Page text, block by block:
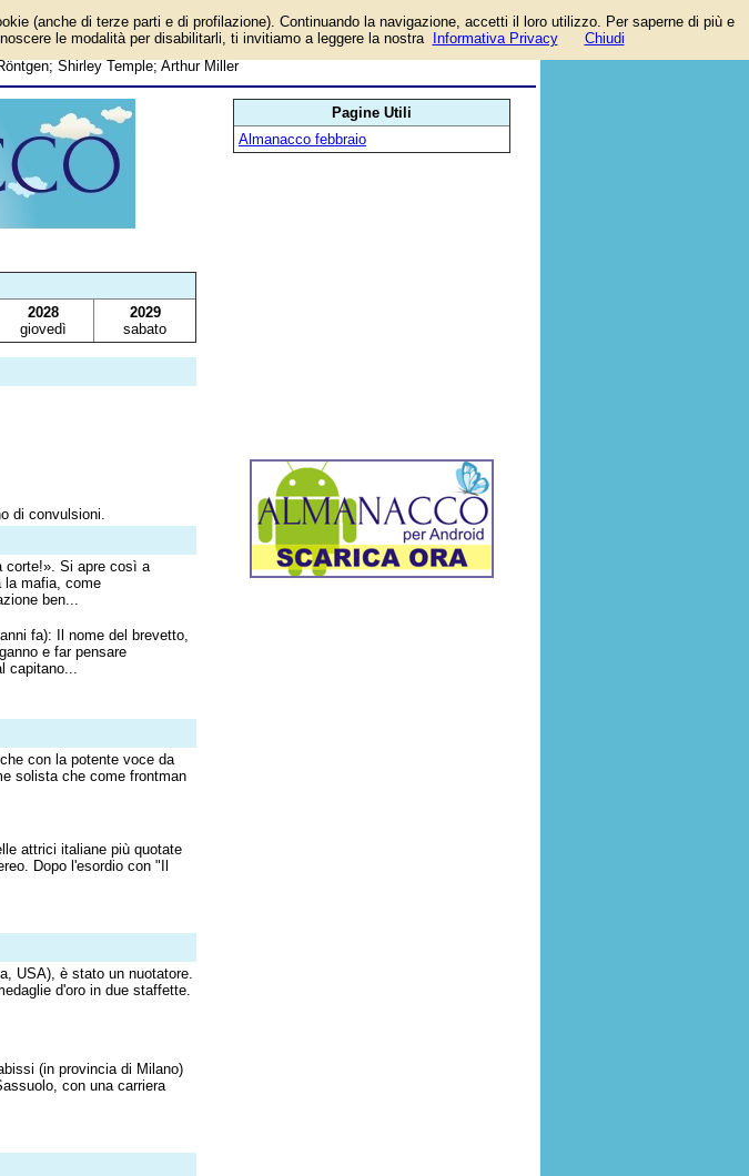
Inizia il Maxiprocesso di Palermo;
Mark Spitz; Francesco Acerbi; Iniziano
Shirley Temple; Arthur Miller
2028
giovedì
2029
sabato
di convulsioni.
corte!». Si apre così a
la mafia, come
ben...
fa): Il nome del brevetto,
e far pensare
capitano...
con la potente voce da
solista che come frontman
attrici italiane più quotate
Dopo l'esordio con "Il
USA), è stato un nuotatore.
d'oro in due staffette.
(in provincia di Milano)
con una carriera
Pagine Utili
Almanacco febbraio
(anche di terze parti e di profilazione). Continuando la navigazione, accetti il loro utilizzo. Per saperne di più e
le modalità per disabilitarli, ti invitiamo a leggere la nostra
Informativa Privacy Chiudi